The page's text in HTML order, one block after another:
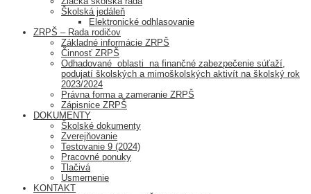
Školská jedáleň
Elektronické odhlasovanie
ZRPŠ – Rada rodičov
Základné informácie ZRPŠ
Činnosť ZRPŠ
Odhadované oblasti na finančné zabezpečenie súťaží,
podujatí školských a mimoškolských aktivít na školský rok
2023/2024
Právna forma a zameranie ZRPŠ
Zápisnice ZRPŠ
DOKUMENTY
Školské dokumenty
Zverejňovanie
Testovanie 9 (2024)
Pracovné ponuky
Tlačivá
Usmernenie
KONTAKT